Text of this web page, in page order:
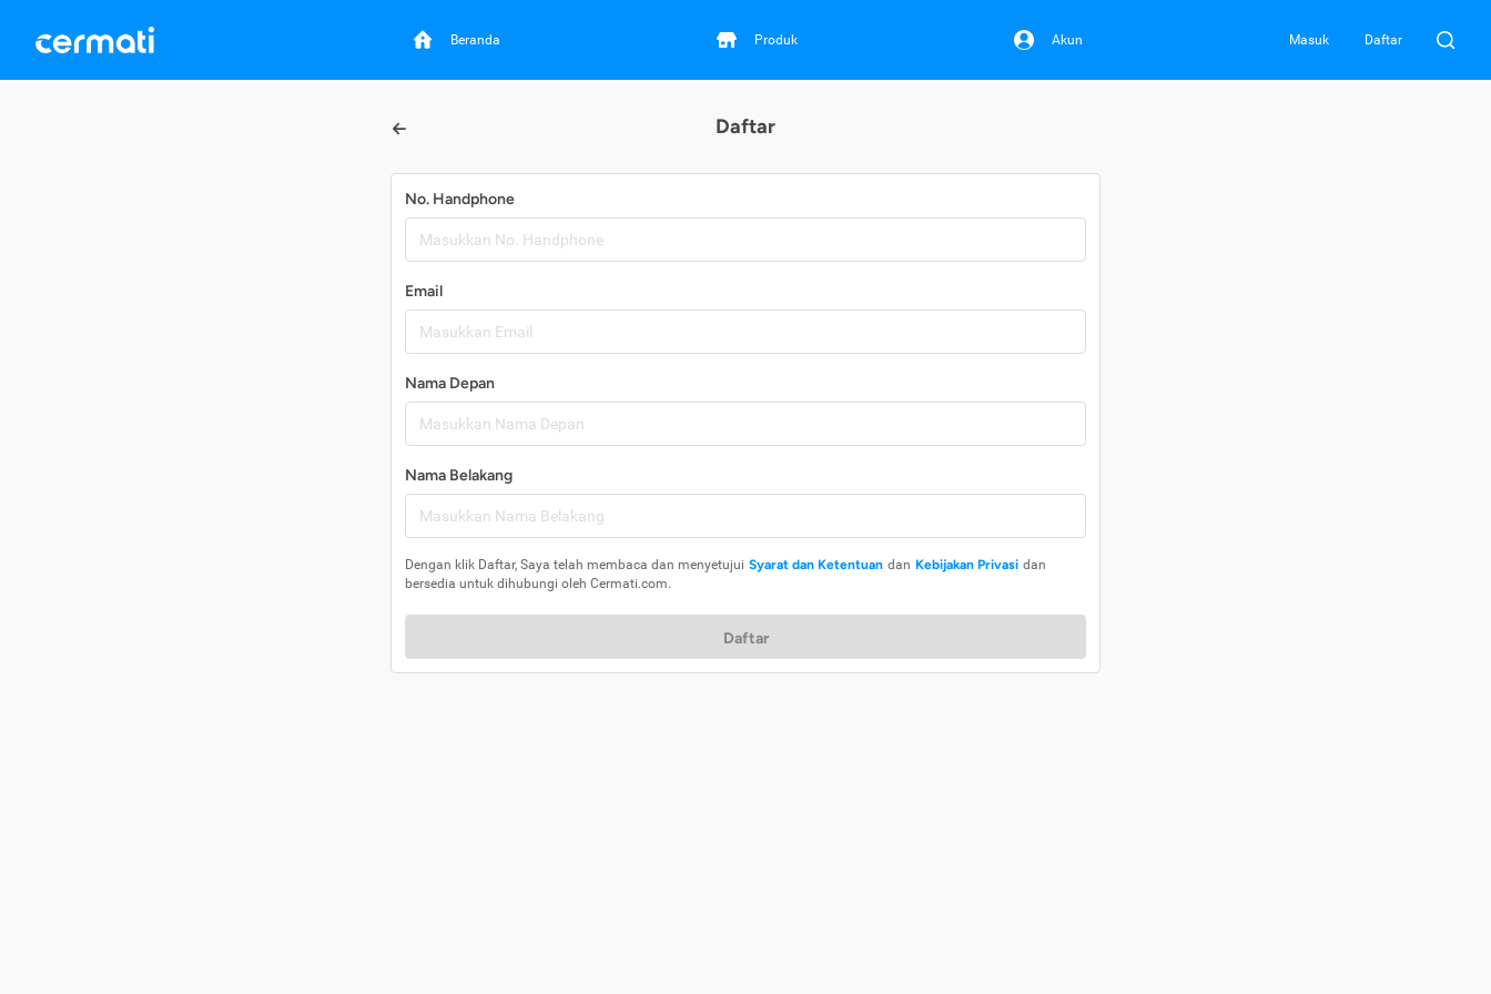
Beranda Produk Akun Masuk Daftar
Daftar
No. Handphone
Email
Nama Depan
Nama Belakang
Dengan klik Daftar, Saya telah membaca dan menyetujui Syarat dan Ketentuan dan Kebijakan Privasi dan
bersedia untuk dihubungi oleh Cermati.com.
Daftar